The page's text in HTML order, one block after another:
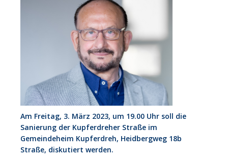
Am Freitag, 3. März 2023, um 19.00 Uhr soll die
Sanierung der Kupferdreher Straße im
Gemeindeheim Kupferdreh, Heidbergweg 18b
Straße, diskutiert werden.